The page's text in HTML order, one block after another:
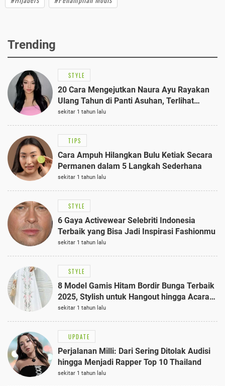
Trending
STYLE
20 Cara Mengejutkan Naura Ayu Rayakan
Ulang Tahun di Panti Asuhan, Terlihat
Anggun dengan Kaftan Cokelat
sekitar 1 tahun lalu
TIPS
Cara Ampuh Hilangkan Bulu Ketiak Secara
Permanen dalam 5 Langkah Sederhana
sekitar 1 tahun lalu
STYLE
6 Gaya Activewear Selebriti Indonesia
Terbaik yang Bisa Jadi Inspirasi Fashionmu
sekitar 1 tahun lalu
STYLE
8 Model Gamis Hitam Bordir Bunga Terbaik
2025, Stylish untuk Hangout hingga Acara
Semi-Formal
sekitar 1 tahun lalu
UPDATE
Perjalanan Milli: Dari Sering Ditolak Audisi
hingga Menjadi Rapper Top 10 Thailand
sekitar 1 tahun lalu